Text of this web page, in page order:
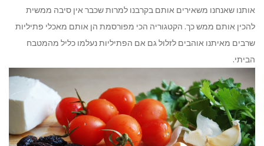
אותנו שאנחנו משאירים אותם בקרבנו למרות שכבר אין סיבה ממשית
להכין אותם ממש כך. הקטגוריה הכי מפורסמת הן אותם מאכלי פתיליות
שרבים מאיתנו אוהבים לזלול גם אם הפתיליות נעלמו כליל מהמטבח
הביתי.